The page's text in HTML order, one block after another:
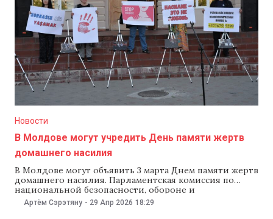
Новости
В Молдове могут учредить День памяти жертв
домашнего насилия
В Молдове могут объявить 3 марта Днем памяти жертв
домашнего насилия. Парламентская комиссия по
национальной безопасности, обороне и
общественному порядку 29 апреля единогласно
поддержала инициативу «Нашей партии». Проект
Артём Сэрэтяну - 29 Апр 2026 18:29